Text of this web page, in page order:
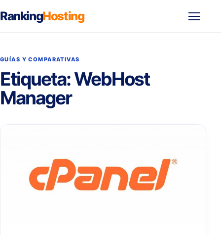
RankingHosting
GUÍAS Y COMPARATIVAS
Etiqueta:WebHost
Manager